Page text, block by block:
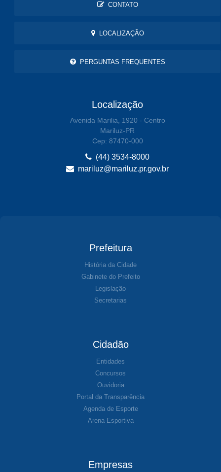
CONTATO
LOCALIZAÇÃO
PERGUNTAS FREQUENTES
Localização
Avenida Marilia, 1920 - Centro
Mariluz-PR
Cep: 87470-000
(44) 3534-8000
mariluz@mariluz.pr.gov.br
Prefeitura
História da Cidade
Gabinete do Prefeito
Legislação
Secretarias
Cidadão
Entidades
Concursos
Ouvidoria
Portal da Transparência
Agenda de Esporte
Arena Esportiva
Empresas